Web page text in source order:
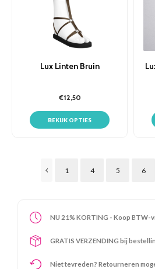
Lux Linten Bruin
€12,50
BEKIJK OPTIES
1 4 5 6
NU 21% KORTING - Koop BTW-
GRATIS VERZENDING bij
Niet tevreden? Retourneren